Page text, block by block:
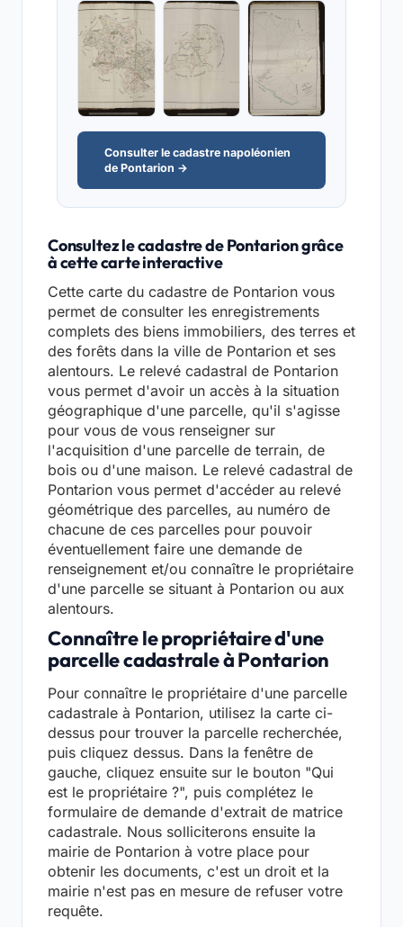
Consulter le cadastre napoléonien
de Pontarion →
Consultez le cadastre de Pontarion grâce
à cette carte interactive
Cette carte du cadastre de Pontarion vous
permet de consulter les enregistrements
complets des biens immobiliers, des terres et
des forêts dans la ville de Pontarion et ses
alentours. Le relevé cadastral de Pontarion
vous permet d'avoir un accès à la situation
géographique d'une parcelle, qu'il s'agisse
pour vous de vous renseigner sur
l'acquisition d'une parcelle de terrain, de
bois ou d'une maison. Le relevé cadastral de
Pontarion vous permet d'accéder au relevé
géométrique des parcelles, au numéro de
chacune de ces parcelles pour pouvoir
éventuellement faire une demande de
renseignement et/ou connaître le propriétaire
d'une parcelle se situant à Pontarion ou aux
alentours.
Connaître le propriétaire d'une
parcelle cadastrale à Pontarion
Pour connaître le propriétaire d'une parcelle
cadastrale à Pontarion, utilisez la carte ci-
dessus pour trouver la parcelle recherchée,
puis cliquez dessus. Dans la fenêtre de
gauche, cliquez ensuite sur le bouton "Qui
est le propriétaire ?", puis complétez le
formulaire de demande d'extrait de matrice
cadastrale. Nous solliciterons ensuite la
mairie de Pontarion à votre place pour
obtenir les documents, c'est un droit et la
mairie n'est pas en mesure de refuser votre
requête.